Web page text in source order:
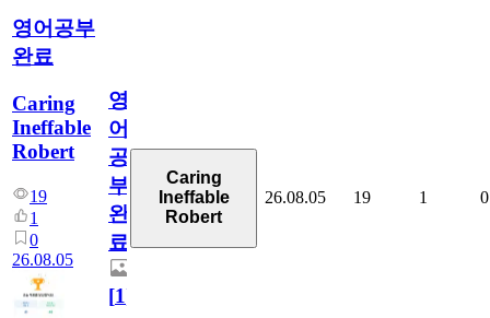
영어공부
완료
Caring
Ineffable
Robert
19
1
0
26.08.05
영
어
공
부
완
료
[1]
Caring
Ineffable
Robert
26.08.05 19 1 0